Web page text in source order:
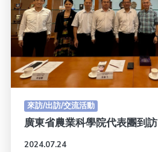
來訪/出訪/交流活動
廣東省農業科學院代表團到訪
2024.07.24